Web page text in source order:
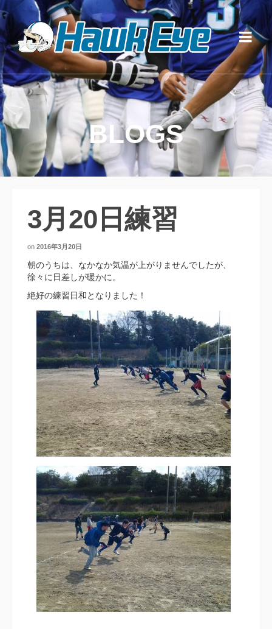
BLOGS
3月20日練習
on 2016年3月20日
朝のうちは、なかなか気温が上がりませんでしたが、
徐々に日差しが暖かに。
絶好の練習日和となりました！